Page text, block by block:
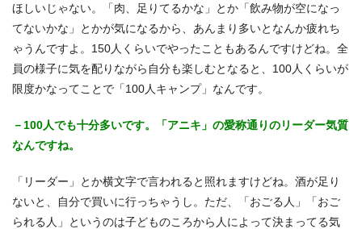
ほしいじゃない。「肉、足りてるかな」とか「飲み物が空になっ
てないかな」とかが気になるから、あんまり多いとなんか疲れち
ゃうんですよ。150人くらいでやったこともあるんですけどね。全
員の様子に気を配りながら自分も楽しむとなると、100人くらいが
限度かなってことで「100人キャンプ」なんです。
－100人でも十分多いです。「アニキ」の愛称通りのリーダー気質
なんですね。
「リーダー」とか横文字で言われると照れますけどね。酒が足り
ないと、自分で買いに行っちゃうし。ただ、「おごる人」「おご
られる人」というのは子どものころから人によって決まってる気